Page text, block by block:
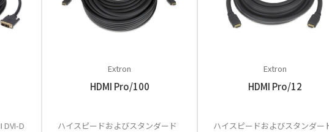
DVI-D
Extron
HDMI Pro/100
ハイスピードおよびスタンダード
Extron
HDMI Pro/12
ハイスピードおよびスタンダー